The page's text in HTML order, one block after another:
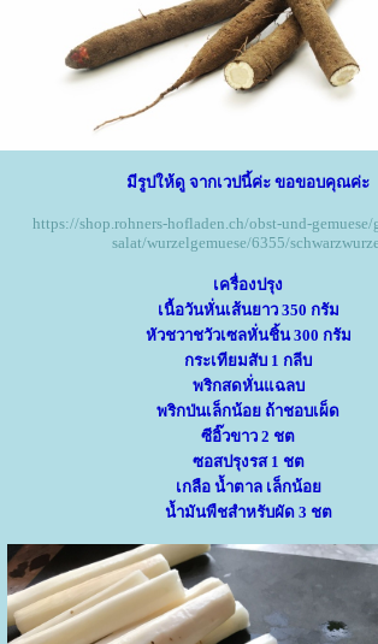
มีรูปให้ดู จากเวปนี้ค่ะ ขอขอบคุณค่ะ
https://shop.rohners-hofladen.ch/obst-und-gemuese/
salat/wurzelgemuese/6355/
เครื่องปรุง
เนื้อวันหั่นเส้นยาว 350 กรัม
หัวชวาชวัวเซลหั่นชิ้น 300 กรัม
กระเทียมสับ 1 กลีบ
พริกสดหั่นแฉลบ
พริกป่นเล็กน้อย ถ้าชอบเผ็ด
ซีอิ๊วขาว 2 ชต
ซอสปรุงรส 1 ชต
เกลือ น้ำตาล เล็กน้อ
น้ำมันพืชสำหรับผัด 3 ชต